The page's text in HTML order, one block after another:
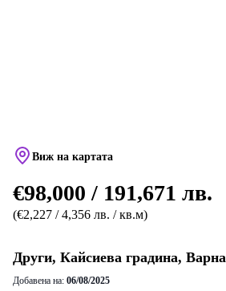
Виж на картата
€98,000 / 191,671 лв.
(€2,227 / 4,356 лв. / кв.м)
Други, Кайсиева градина, Варна
Добавена на: 06/08/2025